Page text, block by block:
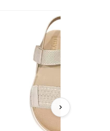
chevron_right